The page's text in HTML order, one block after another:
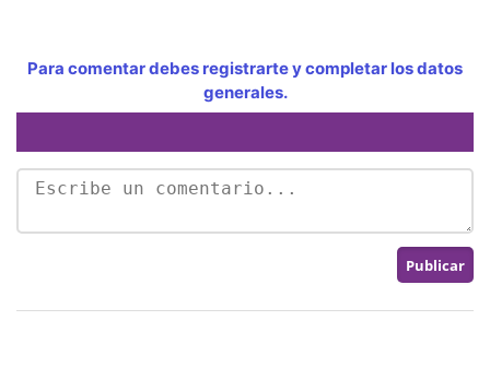
Para comentar debes registrarte y completar los datos
generales.